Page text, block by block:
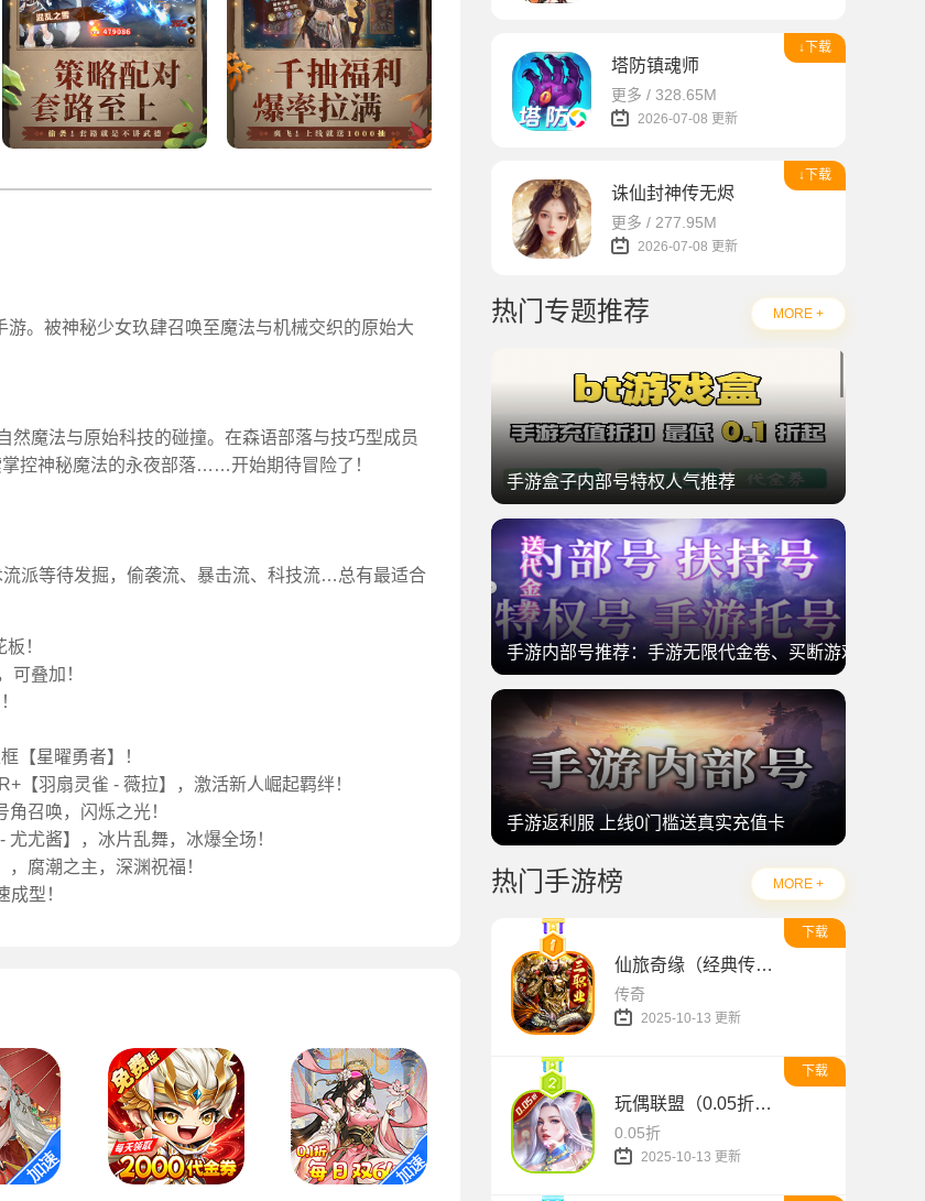
。被神秘少女玖肆召唤至魔法与机械交织的原始大
魔法与原始科技的碰撞。在森语部落与技巧型成员
控神秘魔法的永夜部落……开始期待冒险了！
派等待发掘，偷袭流、暴击流、科技流…总有最适合
！
可叠加！
【星曜勇者】！
【羽扇灵雀 - 薇拉】，激活新人崛起羁绊！
召唤，闪烁之光！
尤酱】，冰片乱舞，冰爆全场！
腐潮之主，深渊祝福！
型！
↓下载
塔防镇魂师
更多 / 328.65M
2026-07-08 更新
↓下载
诛仙封神传无烬
更多 / 277.95M
2026-07-08 更新
热门专题推荐 MORE +
手游盒子内部号特权人气推荐
手游内部号推荐：手游无限代金卷、买断游戏
手游返利服 上线0门槛送真实充值卡
热门手游榜 MORE +
下载
仙旅奇缘（经典传奇三职业）
传奇
2025-10-13 更新
下载
玩偶联盟（0.05折开局领SR侍神）
0.05折
2025-10-13 更新